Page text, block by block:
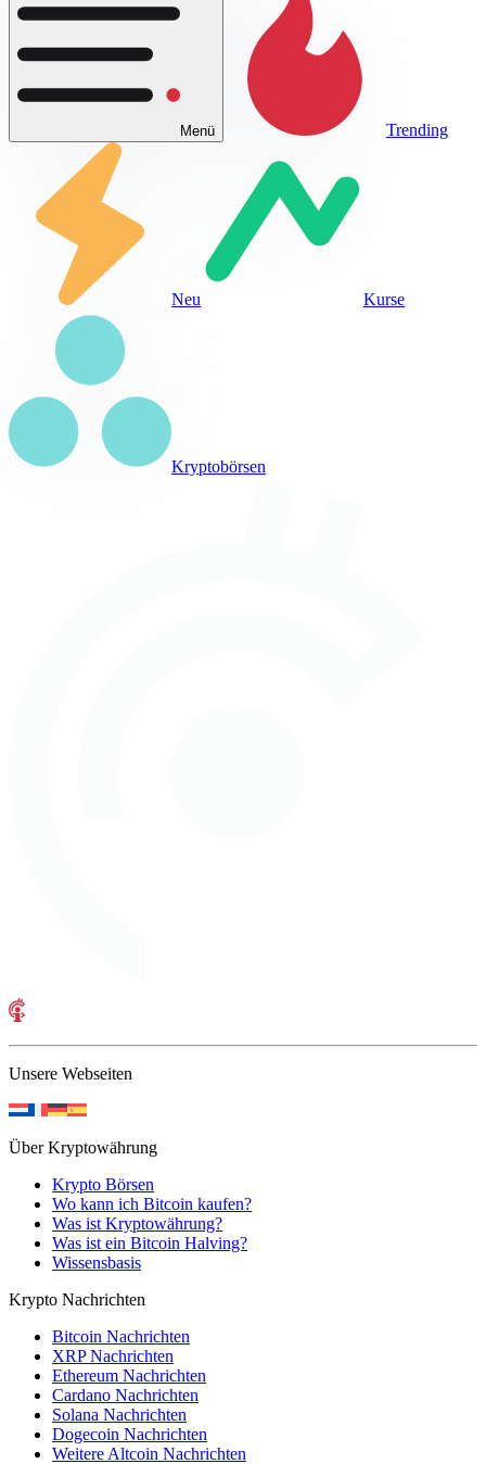
Menü Trending
Neu Kurse
Kryptobörsen
Unsere Webseiten
Über Kryptowährung
Krypto Börsen
Wo kann ich Bitcoin kaufen?
Was ist Kryptowährung?
Was ist ein Bitcoin Halving?
Wissensbasis
Krypto Nachrichten
Bitcoin Nachrichten
XRP Nachrichten
Ethereum Nachrichten
Cardano Nachrichten
Solana Nachrichten
Dogecoin Nachrichten
Weitere Altcoin Nachrichten